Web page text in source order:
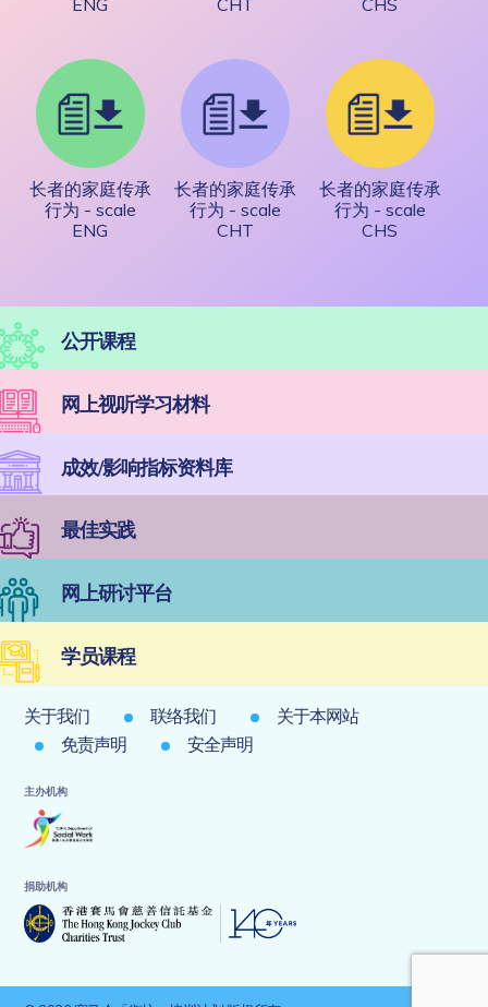
ENG
CHT
CHS
长者的家庭传承
行为 - scale
ENG
长者的家庭传承
行为 - scale
CHT
长者的家庭传承
行为 - scale
CHS
公开课程
网上视听学习材料
成效/影响指标资料库
最佳实践
网上研讨平台
学员课程
关于我们 联络我们
关于本网站
免责声明
安全声明
主办机构
捐助机构